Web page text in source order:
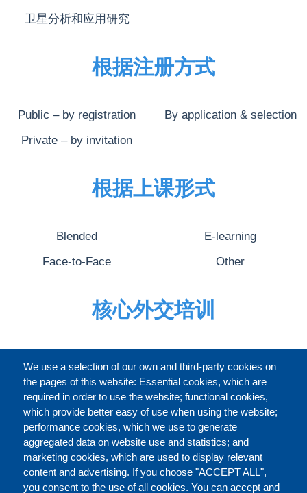
We use a selection of our own and third-party cookies on
the pages of this website: Essential cookies, which are
required in order to use the website; functional cookies,
which provide better easy of use when using the website;
performance cookies, which we use to generate
aggregated data on website use and statistics; and
marketing cookies, which are used to display relevant
content and advertising. If you choose "ACCEPT ALL",
you consent to the use of all cookies. You can accept and
卫星分析和应用研究
根据注册方式
Public – by registration By application & selection
Private – by invitation
根据上课形式
Blended E-learning
Face-to-Face Other
核心外交培训
完整的介绍
关于
Our Courses and Events
Public Courses and
Events